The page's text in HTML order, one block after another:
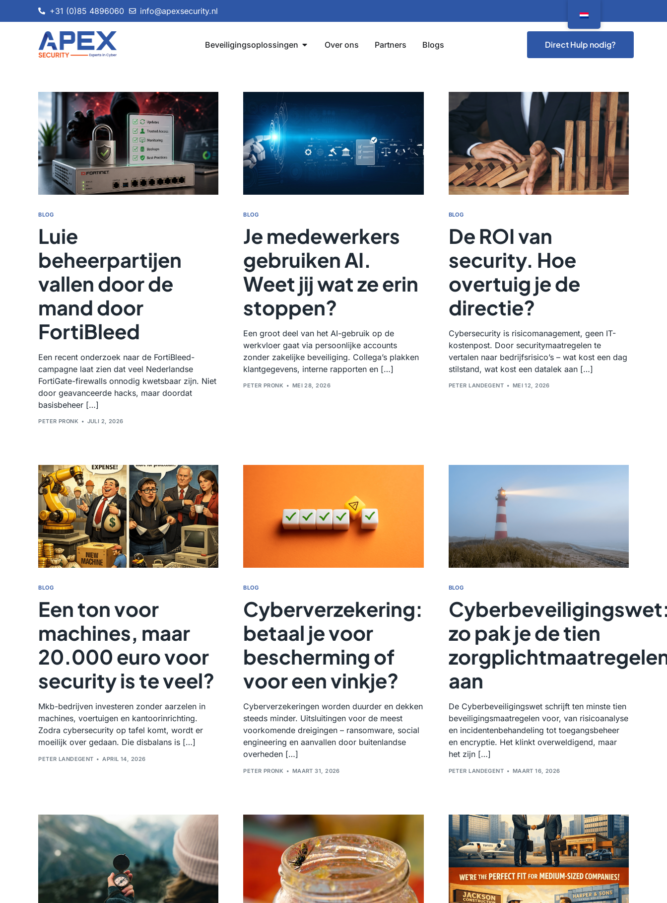
+31 (0)85 4896060 info@apexsecurity.nl
Beveiligingsoplossingen Over ons Partners Blogs Direct Hulp nodig?
BLOG
Luie
beheerpartijen
vallen door de
mand door
FortiBleed
Een recent onderzoek naar de FortiBleed-
campagne laat zien dat veel Nederlandse
FortiGate-firewalls onnodig kwetsbaar zijn. Niet
door geavanceerde hacks, maar doordat
basisbeheer […]
PETER PRONK JULI 2, 2026
BLOG
Je medewerkers
gebruiken AI.
Weet jij wat ze erin
stoppen?
Een groot deel van het AI-gebruik op de
werkvloer gaat via persoonlijke accounts
zonder zakelijke beveiliging. Collega’s plakken
klantgegevens, interne rapporten en […]
PETER PRONK MEI 28, 2026
BLOG
De ROI van
security. Hoe
overtuig je de
directie?
Cybersecurity is risicomanagement, geen IT-
kostenpost. Door securitymaatregelen te
vertalen naar bedrijfsrisico’s – wat kost een dag
stilstand, wat kost een datalek aan […]
PETER LANDEGENT MEI 12, 2026
BLOG
Een ton voor
machines, maar
20.000 euro voor
security is te veel?
Mkb-bedrijven investeren zonder aarzelen in
machines, voertuigen en kantoorinrichting.
Zodra cybersecurity op tafel komt, wordt er
moeilijk over gedaan. Die disbalans is […]
PETER LANDEGENT APRIL 14, 2026
BLOG
Cyberverzekering:
betaal je voor
bescherming of
voor een vinkje?
Cyberverzekeringen worden duurder en dekken
steeds minder. Uitsluitingen voor de meest
voorkomende dreigingen – ransomware, social
engineering en aanvallen door buitenlandse
overheden […]
PETER PRONK MAART 31, 2026
BLOG
zo pak je de tien
aan
De Cyberbeveiligingswet schrijft ten minste tien
beveiligingsmaatregelen voor, van risicoanalyse
en incidentenbehandeling tot toegangsbeheer
en encryptie. Het klinkt overweldigend, maar
het zijn […]
PETER LANDEGENT MAART 16, 2026